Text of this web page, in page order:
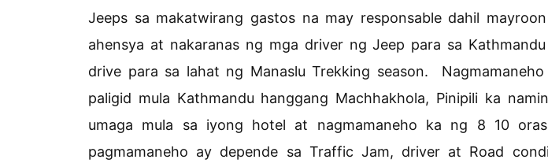
Jeeps sa makatwirang gastos na may responsable dahil
ahensya at nakaranas ng mga driver ng Jeep para sa
drive para sa lahat ng Manaslu Trekking season.
paligid mula Kathmandu hanggang Machhakhola, Pinipili ka
umaga mula sa iyong hotel at nagmamaneho ka ng 8 10
pagmamaneho ay depende sa Traffic Jam, driver at Road